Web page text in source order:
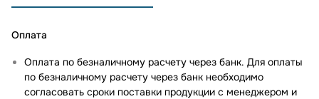
Оплата
Оплата по безналичному расчету через банк. Для оплаты
по безналичному расчету через банк необходимо
согласовать сроки поставки продукции с менеджером и